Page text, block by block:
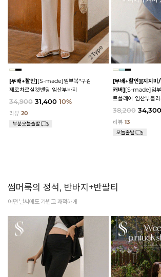
[무배+할인][S-made]임부복*구김
제로차르실켓밴딩 임산부바지
34,900 31,400 10%
리뷰 20
[무배+할인][지지미
커버][S-made]임부
트플레어 임산부블
38,200 34,300
리뷰13
썸머룩의 정석, 반바지+반팔티
어떤 날씨에도 가볍고 쾌적하게